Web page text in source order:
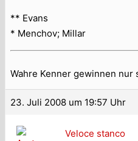
** Evans
* Menchov; Millar
Wahre Kenner gewinnen nur
23. Juli 2008 um 19:57 Uhr
Veloce stanco